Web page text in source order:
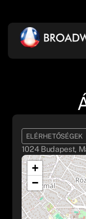
ELÉRHETŐSÉGEK
1024 Budapest,
+
−